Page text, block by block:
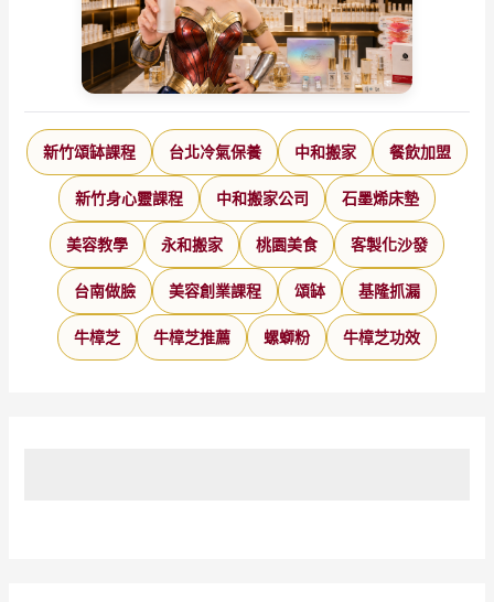
新竹頌缽課程 台北冷氣保養 中和搬家 餐飲加盟
新竹身心靈課程 中和搬家公司 石墨烯床墊
美容教學 永和搬家 桃園美食 客製化沙發
台南做臉 美容創業課程 頌缽 基隆抓漏
牛樟芝 牛樟芝推薦 螺螄粉 牛樟芝功效